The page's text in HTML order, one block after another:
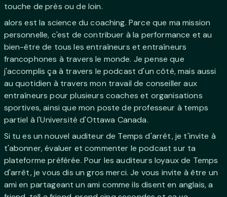
touche de près ou de loin.
alors est la science du coaching. Parce que ma mission
personnelle, c'est de contribuer à la performance et au
bien-être de tous les entraîneurs et entraîneurs
francophones à travers le monde. Je pense que
j'accomplis ça à travers le podcast d'un côté, mais aussi
au quotidien à travers mon travail de conseiller aux
entraîneurs pour plusieurs coaches et organisations
sportives, ainsi que mon poste de professeur à temps
partiel à l'Université d'Ottawa Canada.
Si tu es un nouvel auditeur de Temps d'arrêt, je t'invite à
t'abonner, évaluer et commenter le podcast sur ta
plateforme préférée. Pour les auditeurs loyaux de Temps
d'arrêt, je vous dis un gros merci. Je vous invite à être un
ami en partageant un ami comme ils disent en anglais, a